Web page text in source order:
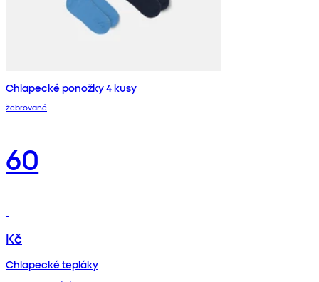
Chlapecké ponožky 4 kusy
žebrované
60
Kč
Chlapecké tepláky